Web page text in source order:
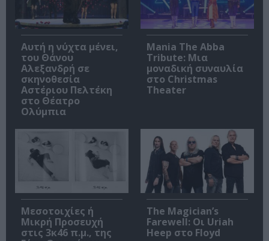
Αυτή η νύχτα μένει,
του Θάνου
Αλεξανδρή σε
σκηνοθεσία
Αστέριου Πελτέκη
στο Θέατρο
Ολύμπια
Mania The Abba
Tribute: Μια
μοναδική συναυλία
στο Christmas
Theater
Μεσοτοιχίες ή
Μικρή Προσευχή
στις 3κ46 π.μ., της
The Magician’s
Farewell: Οι Uriah
Heep στο Floyd